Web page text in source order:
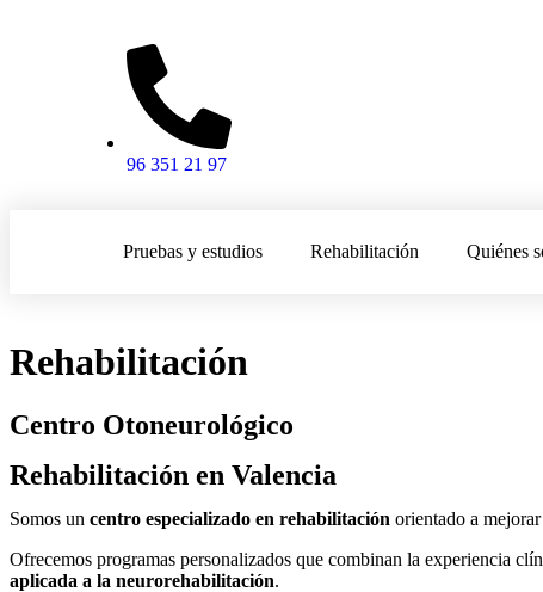
96 351 21 97
Pruebas y estudios Rehabilitación Quiénes
Rehabilitación
Centro Otoneurológico
Rehabilitación en Valencia
Somos un centro especializado en rehabilitación orientado a
Ofrecemos programas personalizados que combinan la experiencia
aplicada a la neurorehabilitación.